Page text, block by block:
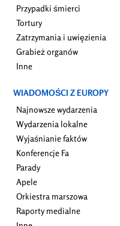
Przypadki śmierci
Tortury
Zatrzymania i uwięzienia
Grabież organów
Inne
WIADOMOŚCI Z EUROPY
Najnowsze wydarzenia
Wydarzenia lokalne
Wyjaśnianie faktów
Konferencje Fa
Parady
Apele
Orkiestra marszowa
Raporty medialne